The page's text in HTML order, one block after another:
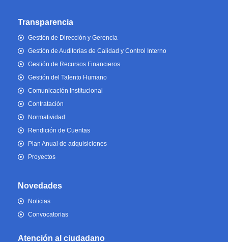
Transparencia
Gestión de Dirección y Gerencia
Gestión de Auditorías de Calidad y Control Interno
Gestión de Recursos Financieros
Gestión del Talento Humano
Comunicación Institucional
Contratación
Normatividad
Rendición de Cuentas
Plan Anual de adquisiciones
Proyectos
Novedades
Noticias
Convocatorias
Atención al ciudadano